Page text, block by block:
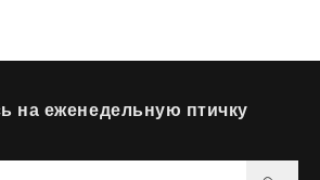
на еженедельную птичку